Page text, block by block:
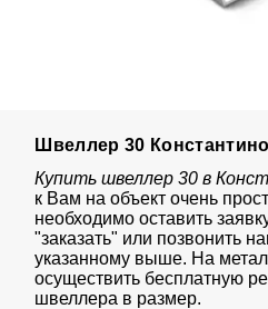
Швеллер 30
Купить швеллер 30 в
к Вам на объект очень
необходимо оставить
"заказать" или позвонить
указанному выше. На
осуществить бесплатную
швеллера в размер.